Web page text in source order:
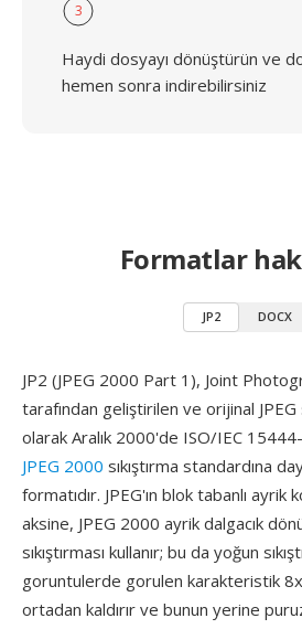
3
Haydi dosyayı dönüştürün ve
hemen sonra indirebilirsiniz
Formatlar
JP2 DOCX
JP2 (JPEG 2000 Part 1), Joint
tarafından geliştirilen ve orijinal
olarak Aralık 2000'de ISO/IEC
JPEG 2000 sıkıştırma standardına
formatıdır. JPEG'ın blok tabanlı ayrik
aksine, JPEG 2000 ayrik dalgacık
sıkıştırması kullanır; bu da yoğun
goruntulerde gorulen karakteristik
ortadan kaldırır ve bunun yerine